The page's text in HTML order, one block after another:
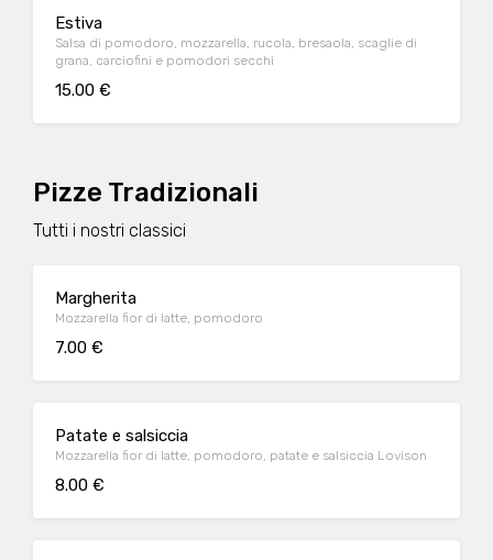
Estiva
Salsa di pomodoro, mozzarella, rucola, bresaola, scaglie di
grana, carciofini e pomodori secchi
15.00 €
Pizze Tradizionali
Tutti i nostri classici
Margherita
Mozzarella fior di latte, pomodoro
7.00 €
Patate e salsiccia
Mozzarella fior di latte, pomodoro, patate e salsiccia Lovison
8.00 €